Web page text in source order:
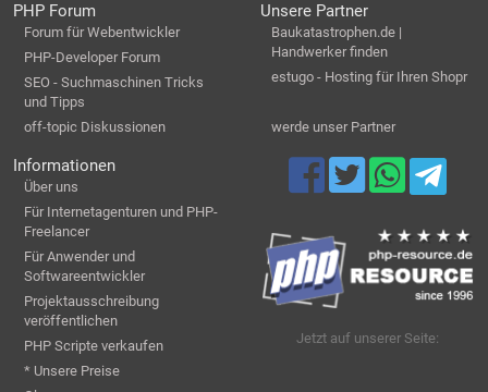
PHP Forum
Forum für Webentwickler
PHP-Developer Forum
SEO - Suchmaschinen Tricks
und Tipps
off-topic Diskussionen
Unsere Partner
Baukatastrophen.de |
Handwerker finden
estugo - Hosting für Ihren Shopr
werde unser Partner
Informationen
Über uns
Für Internetagenturen und PHP-
Freelancer
Für Anwender und
Softwareentwickler
Projektausschreibung
veröffentlichen
PHP Scripte verkaufen
* Unsere Preise
Jetzt auf unserer Seite: